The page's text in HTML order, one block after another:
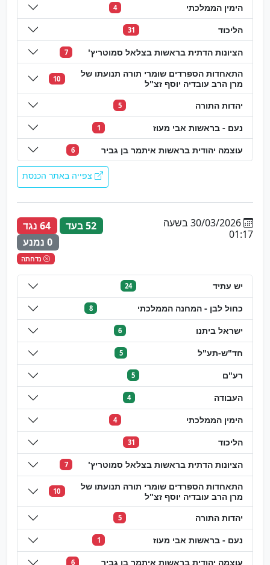
הימין הממלכתי 4
הליכוד 31
הציונות הדתית בראשות בצלאל סמוטריץ' 7
התאחדות הספרדים שומרי תורה תנועתו של
מרן הרב עובדיה יוסף זצ"ל
10
יהדות התורה 5
נעם - בראשות אבי מעוז 1
עוצמה יהודית בראשות איתמר בן גביר 6
צפייה באתר הכנסת
30/03/2026 בשעה
01:17
52 בעד
64 נגד
0 נמנע
נדחתה
יש עתיד 24
כחול לבן - המחנה הממלכתי 8
ישראל ביתנו 6
חד"ש-תע"ל 5
רע"ם 5
העבודה 4
הימין הממלכתי 4
הליכוד 31
הציונות הדתית בראשות בצלאל סמוטריץ' 7
התאחדות הספרדים שומרי תורה תנועתו של
מרן הרב עובדיה יוסף זצ"ל
10
יהדות התורה 5
נעם - בראשות אבי מעוז 1
עוצמה יהודית בראשות איתמר בן גביר 6